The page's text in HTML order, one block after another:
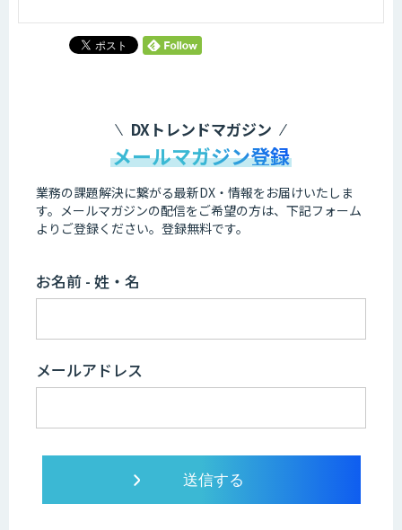
DXトレンドマガジン
メールマガジン登録
業務の課題解決に繋がる最新DX・情報をお届けいたしま
す。 メールマガジンの配信をご希望の方は、下記フォーム
よりご登録ください。登録無料です。
お名前 - 姓・名
メールアドレス